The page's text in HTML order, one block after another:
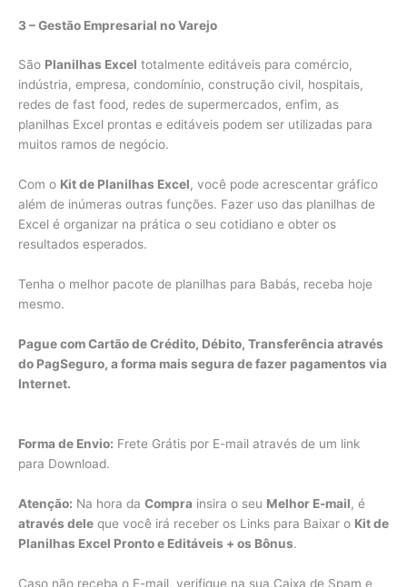
3 – Gestão Empresarial no Varejo
São Planilhas Excel totalmente editáveis para comércio,
indústria, empresa, condomínio, construção civil, hospitais,
redes de fast food, redes de supermercados, enfim, as
planilhas Excel prontas e editáveis podem ser utilizadas para
muitos ramos de negócio.
Com o Kit de Planilhas Excel, você pode acrescentar gráfico
além de inúmeras outras funções. Fazer uso das planilhas de
Excel é organizar na prática o seu cotidiano e obter os
resultados esperados.
Tenha o melhor pacote de planilhas para Babás, receba hoje
mesmo.
Pague com Cartão de Crédito, Débito, Transferência através
do PagSeguro, a forma mais segura de fazer pagamentos via
Internet.
Forma de Envio: Frete Grátis por E-mail através de um link
para Download.
Atenção: Na hora da Compra insira o seu Melhor E-mail, é
através dele que você irá receber os Links para Baixar o Kit de
Planilhas Excel Pronto e Editáveis + os Bônus.
Caso não receba o E-mail, verifique na sua Caixa de Spam e